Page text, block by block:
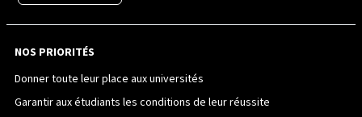
NOS PRIORITÉS
Donner toute leur place aux universités
Garantir aux étudiants les conditions de leur réussite